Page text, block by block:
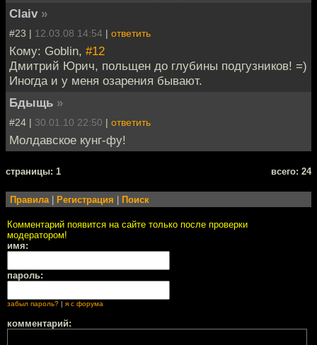
Claiv »
#23 | 12.03.08 14:54 | ответить
Кому: Goblin, #12
Дмитрий Юрич, польщен до глубины подгузников! =)
Иногда и у меня озарения бывают.
Бдыщь »
#24 | 30.01.10 22:50 | ответить
Молдавское кунг-фу!
cтраницы: 1 всего: 24
Правила| Регистрация Поиск
Комментарий появится на сайте только после проверки
модератором!
имя:
пароль:
забыл пароль? | я с форума
комментарий: